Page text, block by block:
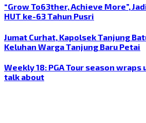
“Grow To63ther, Achieve More”,
HUT ke-63 Tahun Pusri
Jumat Curhat, Kapolsek Tanjung
Keluhan Warga Tanjung Baru Petai
Weekly 18: PGA Tour season
talk about